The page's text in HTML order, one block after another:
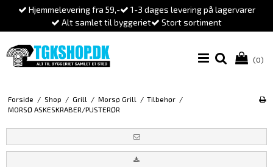
Hjemmelevering fra 59,-
1-3 dages levering på lagervarer
Alt samlet til byggeriet
Stort sortiment
(0)
Forside / Shop / Grill / Morsø Grill / Tilbehør /
MORSØ ASKESKRABER/PUSTERØR